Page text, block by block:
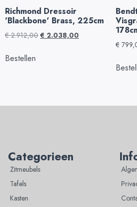
Richmond Dressoir
'Blackbone' Brass, 225cm
€2.912,00 € 2.038,00
Bestellen
€
Categorieen
Zitmeubels
Tafels
Kasten